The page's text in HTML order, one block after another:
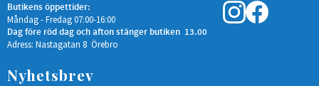
Butikens öppettider:
Måndag - Fredag 07:00-16:00
Dag före röd dag och afton stänger butiken 13.00
Adress: Nastagatan 8 Örebro
Nyhetsbrev